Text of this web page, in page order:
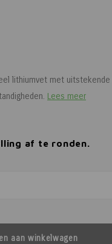
lithiumvet met uitstekende
Lees meer
af te ronden.
aan winkelwagen